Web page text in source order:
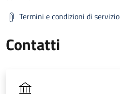
Termini e condizioni di servizio
Contatti